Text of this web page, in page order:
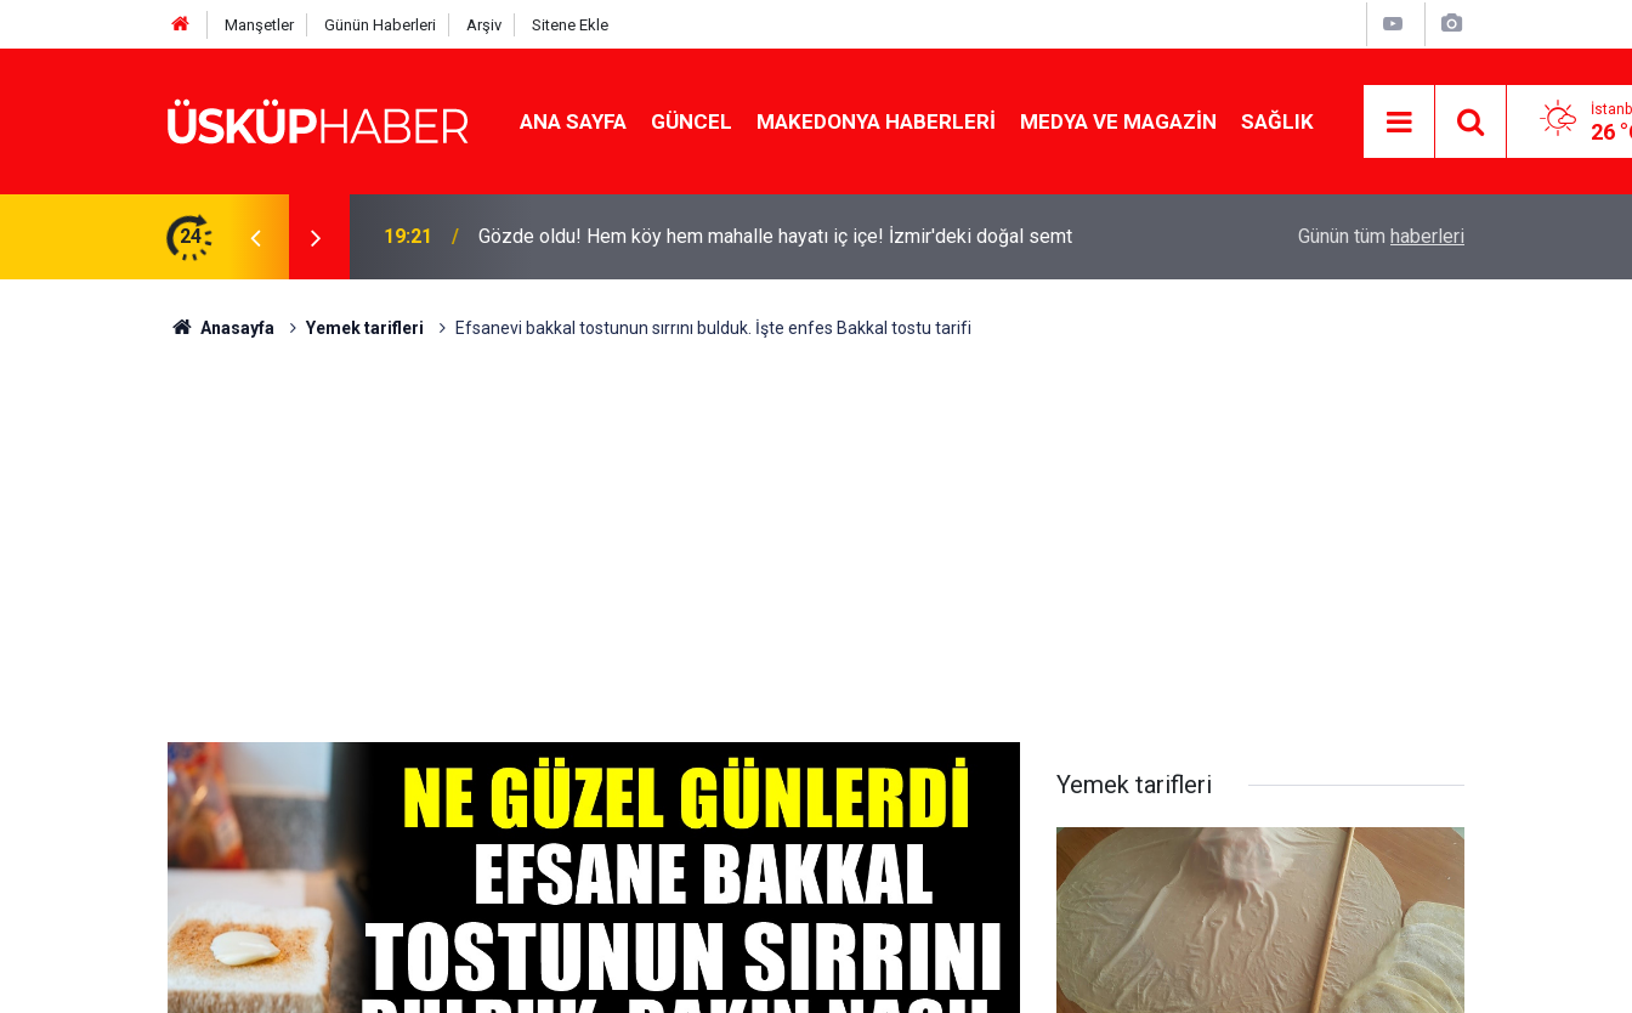
Manşetler Günün Haberleri Arşiv Sitene Ekle
ANA SAYFA GÜNCEL MAKEDONYA HABERLERI MEDYA VE MAGAZIN SAĞLIK 26
24 19:21 Gözde oldu! Hem köy hem mahalle hayatı iç içe! İzmir'deki doğal semt
yapmanın sırrı
Günün tüm haberleri
Anasayfa Yemek tarifleri Efsanevi bakkal tostunun sırrını bulduk. İşte enfes Bakkal tostu tarifi
Yemek tarifleri